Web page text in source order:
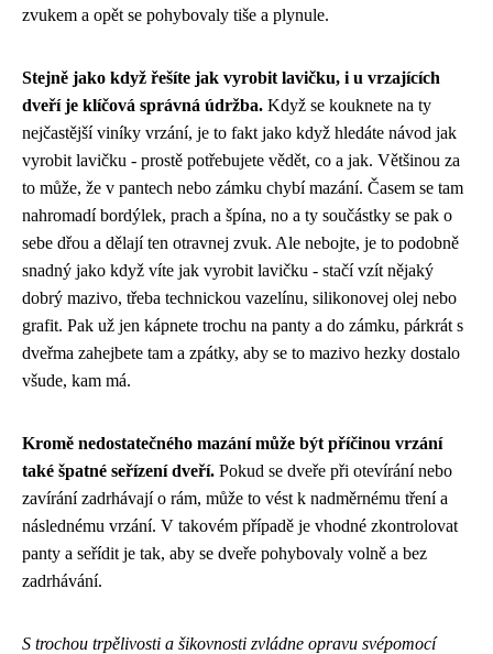
zvukem a opět se pohybovaly tiše a plynule.
Stejně jako když řešíte jak vyrobit lavičku, i u vrzajících
dveří je klíčová správná údržba. Když se kouknete na ty
nejčastější viníky vrzání, je to fakt jako když hledáte návod jak
vyrobit lavičku - prostě potřebujete vědět, co a jak. Většinou za
to může, že v pantech nebo zámku chybí mazání. Časem se tam
nahromadí bordýlek, prach a špína, no a ty součástky se pak o
sebe dřou a dělají ten otravnej zvuk. Ale nebojte, je to podobně
snadný jako když víte jak vyrobit lavičku - stačí vzít nějaký
dobrý mazivo, třeba technickou vazelínu, silikonovej olej nebo
grafit. Pak už jen kápnete trochu na panty a do zámku, párkrát s
dveřma zahejbete tam a zpátky, aby se to mazivo hezky dostalo
všude, kam má.
Kromě nedostatečného mazání může být příčinou vrzání
také špatné seřízení dveří. Pokud se dveře při otevírání nebo
zavírání zadrhávají o rám, může to vést k nadměrnému tření a
následnému vrzání. V takovém případě je vhodné zkontrolovat
panty a seřídit je tak, aby se dveře pohybovaly volně a bez
zadrhávání.
S trochou trpělivosti a šikovnosti zvládne opravu svépomocí